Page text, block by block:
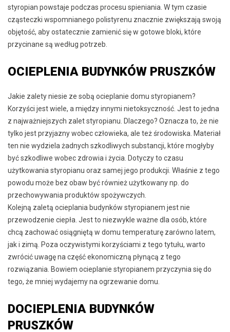
styropian powstaje podczas procesu spieniania. W tym czasie
cząsteczki wspomnianego polistyrenu znacznie zwiększają swoją
objętość, aby ostatecznie zamienić się w gotowe bloki, które
przycinane są według potrzeb.
OCIEPLENIA BUDYNKÓW PRUSZKÓW
Jakie zalety niesie ze sobą ocieplanie domu styropianem?
Korzyści jest wiele, a między innymi nietoksyczność. Jest to jedna
z najważniejszych zalet styropianu. Dlaczego? Oznacza to, że nie
tylko jest przyjazny wobec człowieka, ale też środowiska. Materiał
ten nie wydziela żadnych szkodliwych substancji, które mogłyby
być szkodliwe wobec zdrowia i życia. Dotyczy to czasu
użytkowania styropianu oraz samej jego produkcji. Właśnie z tego
powodu może bez obaw być również użytkowany np. do
przechowywania produktów spożywczych.
Kolejną zaletą ocieplania budynków styropianem jest nie
przewodzenie ciepła. Jest to niezwykle ważne dla osób, które
chcą zachować osiągniętą w domu temperaturę zarówno latem,
jak i zimą. Poza oczywistymi korzyściami z tego tytułu, warto
zwrócić uwagę na część ekonomiczną płynącą z tego
rozwiązania. Bowiem ocieplanie styropianem przyczynia się do
tego, że mniej wydajemy na ogrzewanie domu.
DOCIEPLENIA BUDYNKÓW
PRUSZKÓW